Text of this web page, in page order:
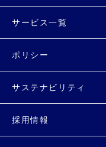
サービス一覧
ポリシー
サステナビリティ
採用情報